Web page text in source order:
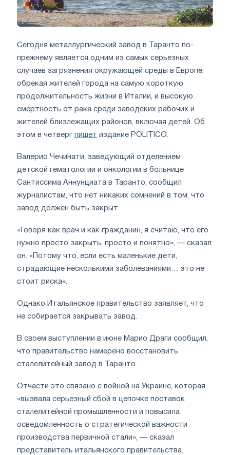
Сегодня металлургический завод в Таранто по-
прежнему является одним из самых серьезных
случаев загрязнения окружающей среды в Европе,
обрекая жителей города на самую короткую
продолжительность жизни в Италии, и высокую
смертность от рака среди заводских рабочих и
жителей близлежащих районов, включая детей. Об
этом в четверг пишет издание POLITICO.
Валерио Чечинати, заведующий отделением
детской гематологии и онкологии в больнице
Сантиссима Аннунциата в Таранто, сообщил
журналистам, что нет никаких сомнений в том, что
завод должен быть закрыт.
«Говоря как врач и как гражданин, я считаю, что его
нужно просто закрыть, просто и понятно», — сказал
он. «Потому что, если есть маленькие дети,
страдающие несколькими заболеваниями… это не
стоит риска».
Однако Итальянское правительство заявляет, что
не собирается закрывать завод.
В своем выступлении в июне Марио Драги сообщил,
что правительство намерено восстановить
сталелитейный завод в Таранто.
Отчасти это связано с войной на Украине, которая
«вызвала серьезный сбой в цепочке поставок
сталелитейной промышленности и повысила
осведомленность о стратегической важности
производства первичной стали», — сказал
представитель итальянского правительства.